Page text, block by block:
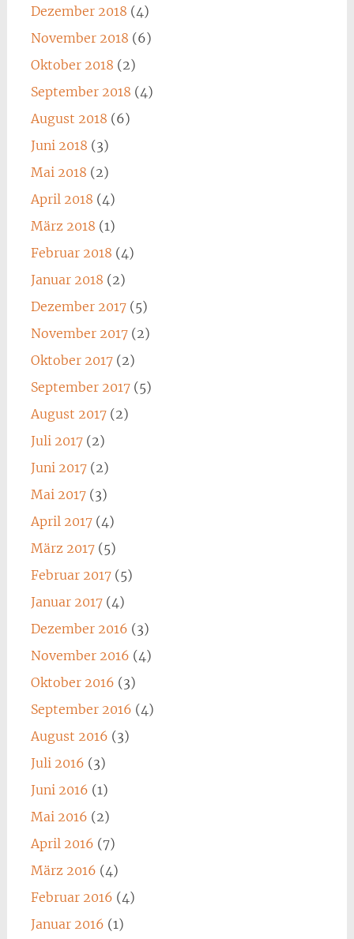
Dezember 2018 (4)
November 2018 (6)
Oktober 2018 (2)
September 2018 (4)
August 2018 (6)
Juni 2018 (3)
Mai 2018 (2)
April 2018 (4)
März 2018 (1)
Februar 2018 (4)
Januar 2018 (2)
Dezember 2017(5)
November 2017(2)
Oktober 2017(2)
September 2017(5)
August 2017(2)
Juli 2017(2)
Juni 2017(2)
Mai 2017(3)
April 2017(4)
März 2017(5)
Februar 2017(5)
Januar 2017(4)
Dezember 2016 (3)
November 2016 (4)
Oktober 2016 (3)
September 2016 (4)
August 2016 (3)
Juli 2016 (3)
Juni 2016 (1)
Mai 2016 (2)
April 2016 (7)
März 2016 (4)
Februar 2016 (4)
Januar 2016 (1)